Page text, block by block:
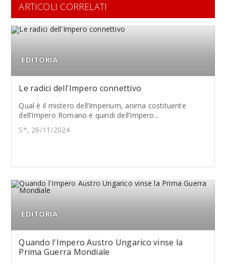
ARTICOLI CORRELATI
EDITORIA
Le radici dell'Impero connettivo
Qual è il mistero dell’Imperium, anima costituente
dell’Impero Romano e quindi dell’Impero...
S*, 26/11/2024
EDITORIA
Quando l'Impero Austro Ungarico vinse la
Prima Guerra Mondiale